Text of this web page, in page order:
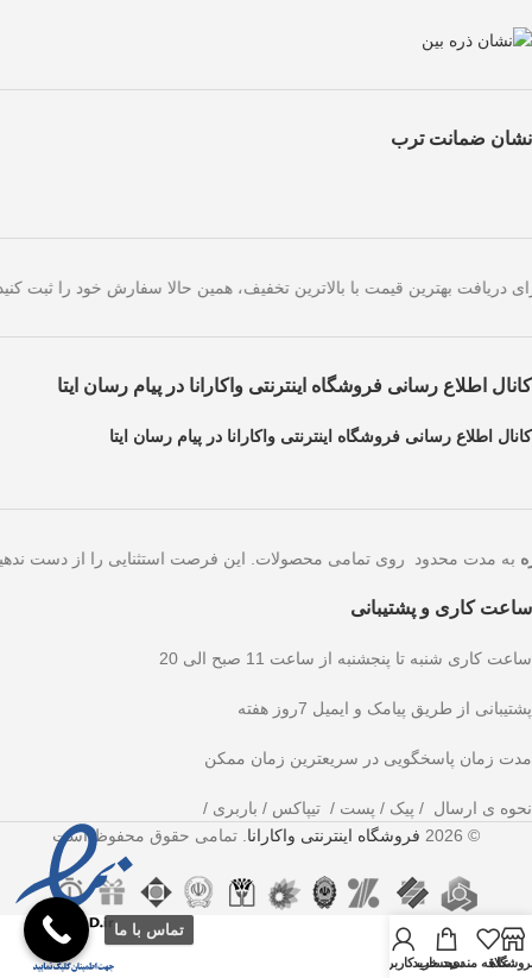
نشان ضمانت ترب
برای دریافت بهترین قیمت با بالاترین تخفیف، همین حالا سفارش خود
کانال اطلاع رسانی فروشگاه اینترنتی واکارانا در پیام رسان ایتا
کانال اطلاع رسانی فروشگاه اینترنتی واکارانا در پیام رسان ایتا
به مدت محدود روی تمامی محصولات. این فرصت استثنایی را از
ساعت کاری و پشتیبانی
ساعت کاری شنبه تا پنجشنبه از ساعت 11 صبح الی 20
پشتیبانی از طریق پیامک و ایمیل 7روز هفته
مدت زمان پاسخگویی در سریعترین زمان ممکن
نحوه ی ارسال / پیک / پست / تیپاکس / باربری /
© 2026
فروشگاه اینترنتی واکارانا . تمامی حقوق محفوظ است
علاقه مندیسبد خرید
حساب کاربری من
تماس با ما